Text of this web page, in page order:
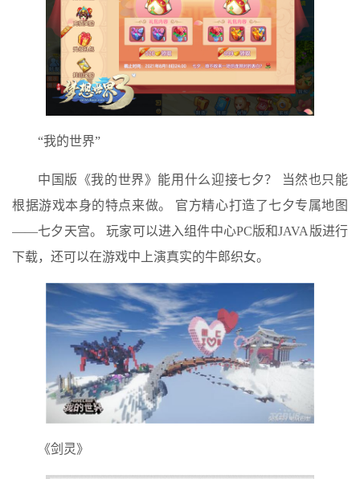
“我的世界”
中国版《我的世界》能用什么迎接七夕？ 当然也只能
根据游戏本身的特点来做。 官方精心打造了七夕专属地图
——七夕天宫。 玩家可以进入组件中心PC版和JAVA版进行
下载，还可以在游戏中上演真实的牛郎织女。
《剑灵》